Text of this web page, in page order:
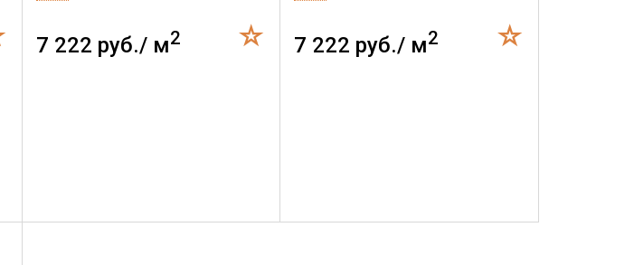
7 222 руб./ м2 7 222 руб./ м2